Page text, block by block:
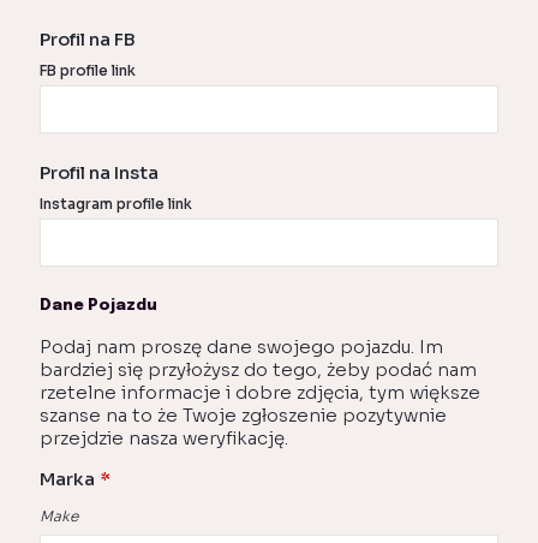
Profil na FB
FB profile link
Profil na Insta
Instagram profile link
Dane Pojazdu
Podaj nam proszę dane swojego pojazdu. Im
bardziej się przyłożysz do tego, żeby podać nam
rzetelne informacje i dobre zdjęcia, tym większe
szanse na to że Twoje zgłoszenie pozytywnie
przejdzie nasza weryfikację.
Marka *
Make